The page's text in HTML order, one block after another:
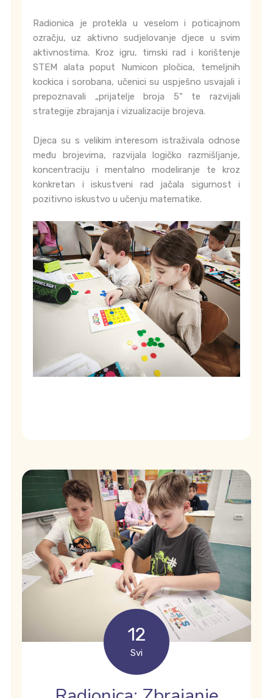
Radionica je protekla u veselom i poticajnom
ozračju, uz aktivno sudjelovanje djece u svim
aktivnostima. Kroz igru, timski rad i korištenje
STEM alata poput Numicon pločica, temeljnih
kockica i sorobana, učenici su uspješno usvajali i
prepoznavali „prijatelje broja 5“ te razvijali
strategije zbrajanja i vizualizacije brojeva.
Djeca su s velikim interesom istraživala odnose
među brojevima, razvijala logičko razmišljanje,
koncentraciju i mentalno modeliranje te kroz
konkretan i iskustveni rad jačala sigurnost i
pozitivno iskustvo u učenju matematike.
12
Svi